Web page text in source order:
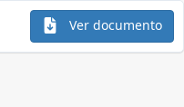
Ver documento